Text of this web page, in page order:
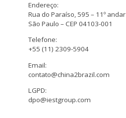
Endereço:
Rua do Paraíso, 595 – 11º andar
São Paulo – CEP 04103-001
Telefone:
+55 (11) 2309-5904
Email:
contato@china2brazil.com
LGPD:
dpo@iestgroup.com